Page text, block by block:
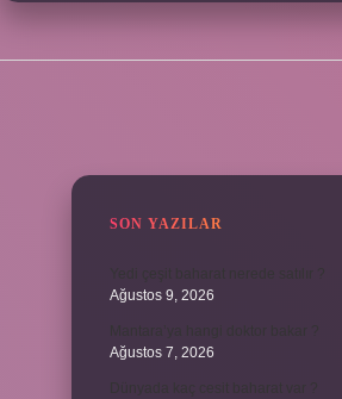
SON YAZILAR
Ağustos 9, 2026
Ağustos 7, 2026